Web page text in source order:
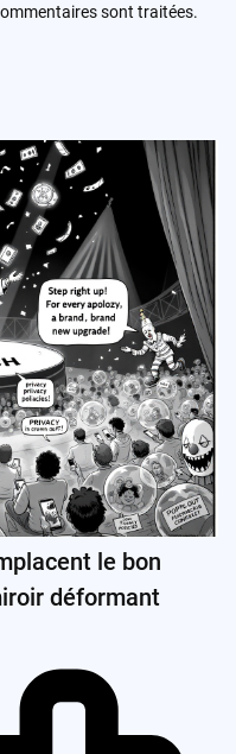
sont traitées.
le bon
déformant